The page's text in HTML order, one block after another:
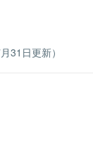
31日更新）